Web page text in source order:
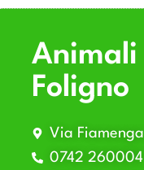
Foligno
Via
0742 260004